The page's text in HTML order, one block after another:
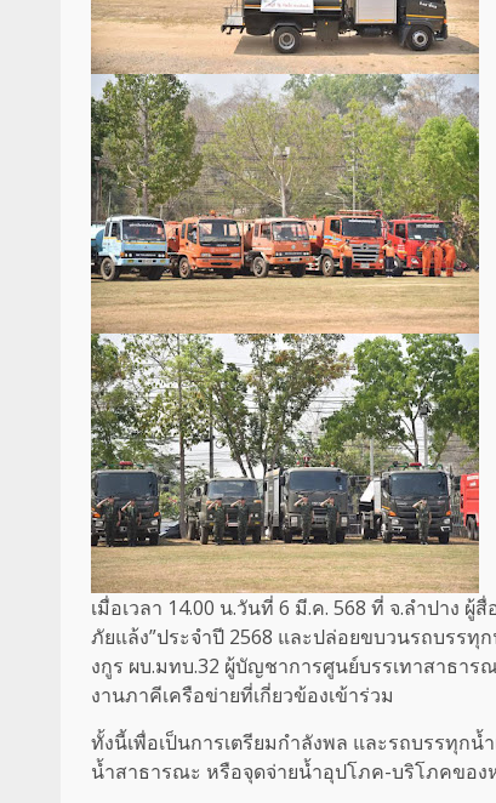
เมื่อเวลา 14.00 น.วันที่ 6 มี.ค. 568 ที่ จ.ลำปาง
ภัยแล้ง”ประจำปี 2568 และปล่อยขบวนรถบรร
งกูร ผบ.มทบ.32 ผู้บัญชาการศูนย์บรรเทาสาธา
งานภาคีเครือข่ายที่เกี่ยวข้องเข้าร่วม
ทั้งนี้เพื่อเป็นการเตรียมกำลังพล และรถบรรทุก
น้ำสาธารณะ หรือจุดจ่ายน้ำอุปโภค-บริโภคของ